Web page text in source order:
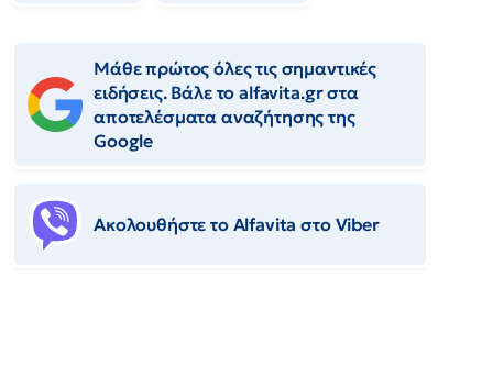
Μάθε πρώτος όλες τις σημαντικές
ειδήσεις. Βάλε το alfavita.gr στα
αποτελέσματα αναζήτησης της
Google
Ακολουθήστε το Αlfavita στο Viber